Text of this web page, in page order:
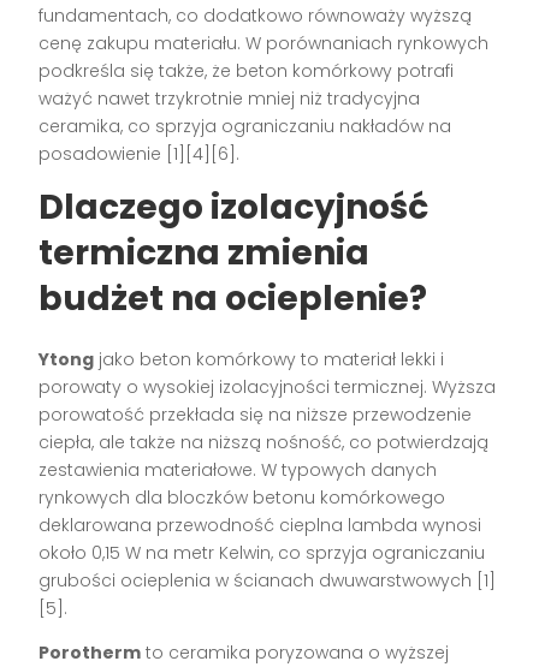
fundamentach, co dodatkowo równoważy wyższą
cenę zakupu materiału. W porównaniach rynkowych
podkreśla się także, że beton komórkowy potrafi
ważyć nawet trzykrotnie mniej niż tradycyjna
ceramika, co sprzyja ograniczaniu nakładów na
posadowienie [1][4][6].
Dlaczego izolacyjność
termiczna zmienia
budżet na ocieplenie?
Ytong jako beton komórkowy to materiał lekki i
porowaty o wysokiej izolacyjności termicznej. Wyższa
porowatość przekłada się na niższe przewodzenie
ciepła, ale także na niższą nośność, co potwierdzają
zestawienia materiałowe. W typowych danych
rynkowych dla bloczków betonu komórkowego
deklarowana przewodność cieplna lambda wynosi
około 0,15 W na metr Kelwin, co sprzyja ograniczaniu
grubości ocieplenia w ścianach dwuwarstwowych [1]
[5].
Porotherm to ceramika poryzowana o wyższej